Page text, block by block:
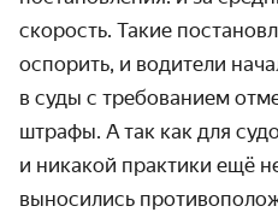
скорость. Такие
оспорить, и водители
в суды с требованием
штрафы. А так как для
и никакой практики ещё
выносились